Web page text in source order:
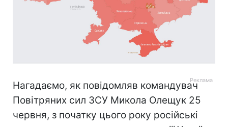
Нагадаємо, як повідомляв командувач
Повітряних сил ЗСУ Микола Олещук 25
червня, з початку цього року російські